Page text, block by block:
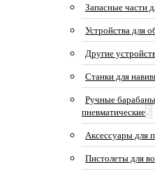
Запасные части
Устройства для
Другие
Станки для
Ручные
пневматические2
Аксессуары для
Пистолеты для